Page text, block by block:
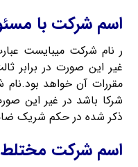
اسم شرکت با
ر نام شرکت میبایست
غیر این صورت در برابر
مقررات آن خواهد
شرکا باشد در غیر این
ذکر شده در حکم شریک ضامن
اسم شرکت